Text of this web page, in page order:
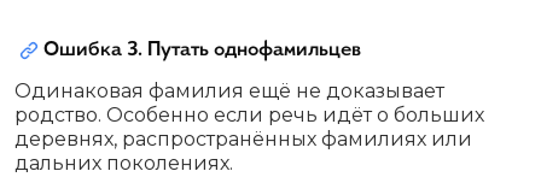
Ошибка 3. Путать однофамильцев
Одинаковая фамилия ещё не доказывает
родство. Особенно если речь идёт о больших
деревнях, распространённых фамилиях или
дальних поколениях.